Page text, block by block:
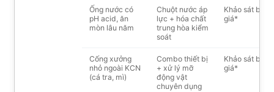
Ống nước có
pH acid, ăn
mòn lâu năm
Chuột nước áp
lực + hóa chất
trung hòa kiểm
soát
Khảo sát báo
giá*
Cống xưởng
nhỏ ngoài KCN
(cá tra, mì)
Combo thiết bị
+ xử lý mỡ
động vật
chuyên dụng
Khảo sát báo
giá*